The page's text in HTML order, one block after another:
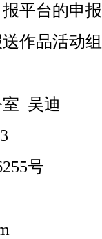
平台的申
作品活动
吴迪
号